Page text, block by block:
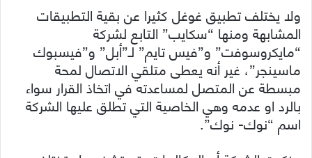
ولا يختلف تطبيق غوغل كثيرا عن بقية التطبيقات
المشابهة ومنها “سكايب” التابع لشركة
“مايكروسوفت” و”فيس تايم” لـ”أبل” و”فيسبوك
ماسينجر”، غير أنه يعطى متلقي الاتصال لمحة
مبسطة عن المتصل لمساعدته في اتخاذ القرار سواء
بالرد او عدمه وهي الخاصية التي تطلق عليها الشركة
اسم “نوك- نوك”.